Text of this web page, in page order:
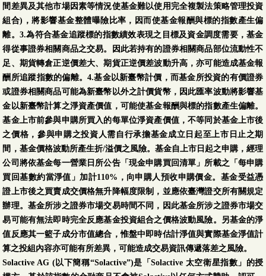
間差異及其他市場因素等情況使基金難以使用完全複製法策略管理投資
組合)，將影響基金整體曝險比率，因而使基金報酬與標的指數產生偏
離。3.為符合基金追蹤標的指數績效表現之目標及資金調度需要，基金
得從事證券相關商品之交易。因此若持有的證券相關商品部位流動性不
足、期貨轉倉正逆價差大、期貨正逆價差波動升高，亦可能造成基金報
酬所追蹤指數的偏離。4.基金以新臺幣計價，而基金所投資的有價證券
或證券相關商品可能為新臺幣以外之計價貨幣，因此匯率波動將影響基
金以新臺幣計算之淨資產價值，可能使基金報酬與標的指數產生偏離。
基金上市前參與申購所買入的每單位淨資產價值，不等同於基金上市後
之價格，參與申購之投資人需自行承擔基金成立日起至上市日止之期
間，基金價格波動所產生折/溢價之風險。基金自上市日起之申購，經理
公司將依基金每一營業日所公告「現金申購買回清單」所載之「每申購
買回基數約當淨值」加計110%，向申購人預收申購價金。基金受益憑
證上市後之買賣成交價格無升降幅度限制，並應依臺灣證交所有關規定
辦理。基金所涉之證券市場交易時間不同，因此基金所涉之證券市場交
易可能有無法即時完全反應基金投資組合之價格波動風險。另基金的淨
值反應其一籃子成分市值總合，惟盤中即時估計淨值與實際基金淨值計
算之投組內容亦可能有所差異，可能造成交易資訊傳遞落差之風險。
Solactive AG (以下簡稱“Solactive”)是「Solactive 太空衛星指數」的授